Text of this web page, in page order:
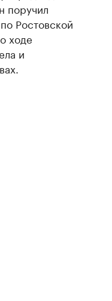
поручил
Ростовской
ходе
и